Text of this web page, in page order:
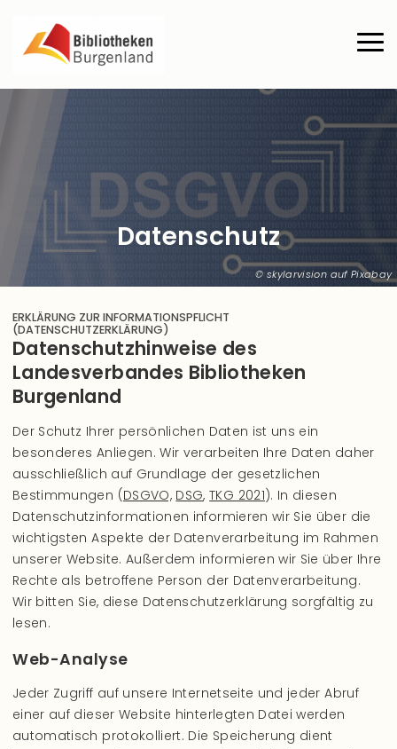
skylarvision auf Pixabay
Datenschutz
ERKLÄRUNG ZUR INFORMATIONSPFLICHT
(DATENSCHUTZERKLÄRUNG)
Datenschutzhinweise des
Landesverbandes Bibliotheken
Burgenland
Der Schutz Ihrer persönlichen Daten ist uns ein
besonderes Anliegen. Wir verarbeiten Ihre Daten daher
ausschließlich auf Grundlage der gesetzlichen
Bestimmungen (DSGVO, DSG,TKG 2021). In diesen
Datenschutzinformationen informieren wir Sie über die
wichtigsten Aspekte der Datenverarbeitung im Rahmen
unserer Website. Außerdem informieren wir Sie über Ihre
Rechte als betroffene Person der Datenverarbeitung.
Wir bitten Sie, diese Datenschutzerklärung sorgfältig zu
lesen.
Web-Analyse
Jeder Zugriff auf unsere Internetseite und jeder Abruf
einer auf dieser Website hinterlegten Datei werden
automatisch protokolliert. Die Speicherung dient